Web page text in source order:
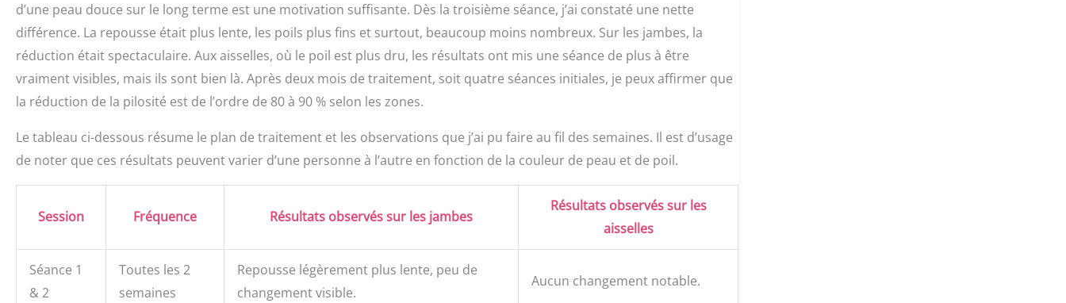
d’une peau douce sur le long terme est une motivation suffisante. Dès la troisième séance, j’ai constaté une nette
différence. La repousse était plus lente, les poils plus fins et surtout, beaucoup moins nombreux. Sur les jambes, la
réduction était spectaculaire. Aux aisselles, où le poil est plus dru, les résultats ont mis une séance de plus à être
vraiment visibles, mais ils sont bien là. Après deux mois de traitement, soit quatre séances initiales, je peux affirmer que
la réduction de la pilosité est de l’ordre de 80 à 90 % selon les zones.
Le tableau ci-dessous résume le plan de traitement et les observations que j’ai pu faire au fil des semaines. Il est d’usage
de noter que ces résultats peuvent varier d’une personne à l’autre en fonction de la couleur de peau et de poil.
Session Fréquence Résultats observés sur les jambes
Résultats observés sur les
aisselles
Séance 1
& 2
Toutes les 2
semaines
Repousse légèrement plus lente, peu de
changement visible.
Aucun changement notable.